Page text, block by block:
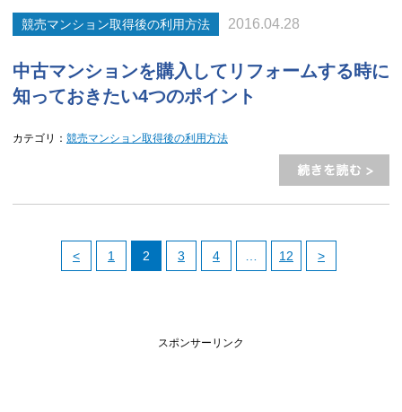
競売マンション取得後の利用方法 2016.04.28
中古マンションを購入してリフォームする時に
知っておきたい4つのポイント
カテゴリ： 競売マンション取得後の利用方法
< 1 2 3 4 12 >
スポンサーリンク